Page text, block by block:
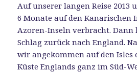
Auf unserer langen Reise 2013
6 Monate auf den Kanarischen
Azoren-Inseln verbracht. Dann
Schlag zurück nach England.
wir angekommen auf den Isles
Küste Englands ganz im Süd-